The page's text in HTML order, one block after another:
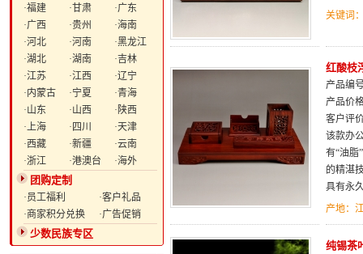
·福建
·甘肃
·广东
·广西
·贵州
·海南
·河北
·河南
·黑龙江
·湖北
·湖南
·吉林
·江苏
·江西
·辽宁
·内蒙古
·宁夏
·青海
·山东
·山西
·陕西
·上海
·四川
·天津
·西藏
·新疆
·云南
·浙江
·港澳台 ·海外
团购定制
·员工福利
·客户礼品
·商家积分兑换
·广告促销
少数民族专区
关键词
红酸枝
产品编
产品价
客户评
该款办
有“油脂
的精湛
具有永
产地：
纯锡茶